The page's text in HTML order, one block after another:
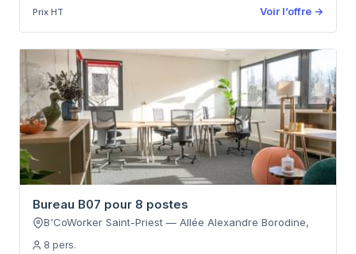
Prix HT Voir l’offre →
Bureau B07 pour 8 postes
B'CoWorker Saint-Priest — Allée Alexandre Borodine,
8 pers.